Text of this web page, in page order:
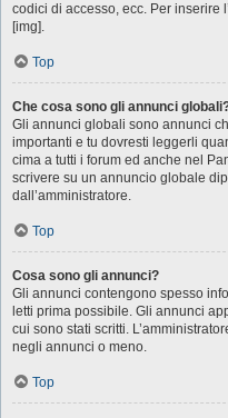
codici di accesso, ecc. Per inserire
[img].
Top
Che cosa sono gli annunci
Gli annunci globali sono annunci
importanti e tu dovresti leggerli
cima a tutti i forum ed anche nel
scrivere su un annuncio globale
dall’amministratore.
Top
Cosa sono gli annunci?
Gli annunci contengono spesso
letti prima possibile. Gli annunci
cui sono stati scritti.
negli annunci o meno.
Top